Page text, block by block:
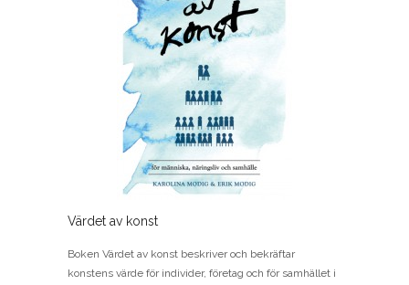
Värdet av konst
Boken Värdet av konst beskriver och bekräftar
konstens värde för individer, företag och för samhället i